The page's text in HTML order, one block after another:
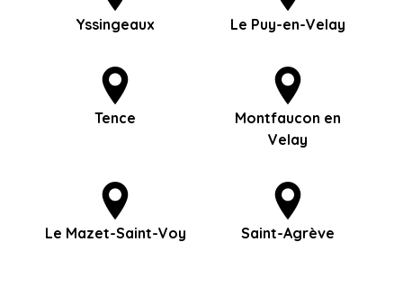
Yssingeaux Le Puy-en-Velay
Tence
Montfaucon en
Velay
Le Mazet-Saint-Voy Saint-Agrève